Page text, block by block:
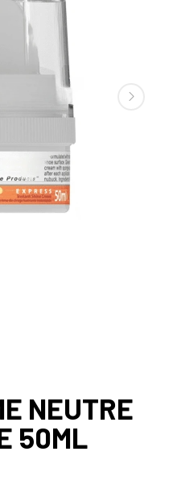
NEUTRE
50ML